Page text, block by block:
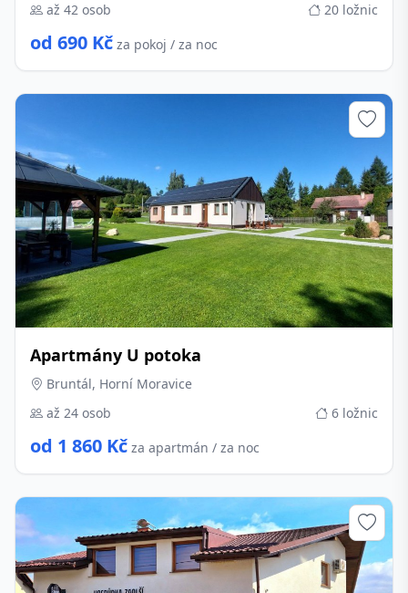
až 42 osob
20 ložnic
od 690 Kč za pokoj / za noc
Apartmány U potoka
Bruntál, Horní Moravice
až 24 osob
6 ložnic
od 1 860 Kč za apartmán / za noc